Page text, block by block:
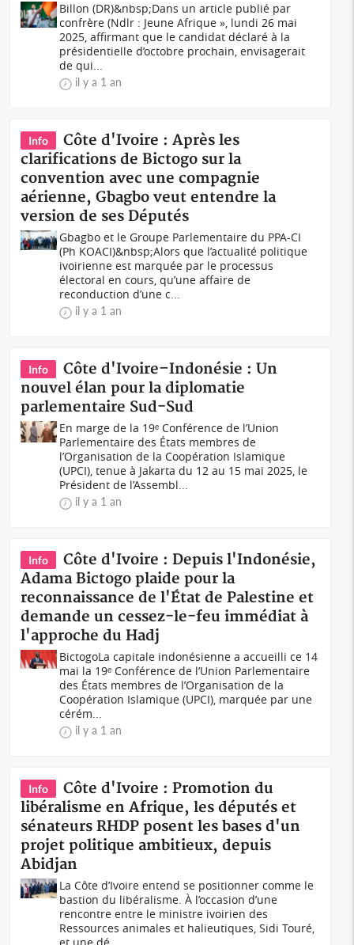
Billon (DR)&nbsp;Dans un article publié par
confrère (Ndlr : Jeune Afrique », lundi 26 mai
2025, affirmant que le candidat déclaré à la
présidentielle d’octobre prochain, envisagerait
de qui...
il y a 1 an
Info
Côte d'Ivoire : Après les
clarifications de Bictogo sur la
convention avec une compagnie
aérienne, Gbagbo veut entendre la
version de ses Députés
Gbagbo et le Groupe Parlementaire du PPA-CI
(Ph KOACI)&nbsp;Alors que l’actualité politique
ivoirienne est marquée par le processus
électoral en cours, qu’une affaire de
reconduction d’une c...
il y a 1 an
Info
Côte d'Ivoire–Indonésie : Un
nouvel élan pour la diplomatie
parlementaire Sud-Sud
En marge de la 19ᵉ Conférence de l’Union
Parlementaire des États membres de
l’Organisation de la Coopération Islamique
(UPCI), tenue à Jakarta du 12 au 15 mai 2025, le
Président de l’Assembl...
il y a 1 an
Info
Côte d'Ivoire : Depuis l'Indonésie,
Adama Bictogo plaide pour la
reconnaissance de l'État de Palestine et
demande un cessez-le-feu immédiat à
l'approche du Hadj
BictogoLa capitale indonésienne a accueilli ce 14
mai la 19ᵉ Conférence de l’Union Parlementaire
des États membres de l’Organisation de la
Coopération Islamique (UPCI), marquée par une
cérém...
il y a 1 an
Info
Côte d'Ivoire : Promotion du
libéralisme en Afrique, les députés et
sénateurs RHDP posent les bases d'un
projet politique ambitieux, depuis
Abidjan
La Côte d’Ivoire entend se positionner comme le
bastion du libéralisme. À l’occasion d’une
rencontre entre le ministre ivoirien des
Ressources animales et halieutiques, Sidi Touré,